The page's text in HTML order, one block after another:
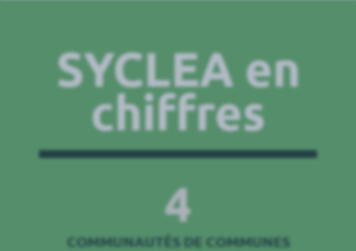
SYCLEA en
chiffres
4
COMMUNAUTÉS DE COMMUNES